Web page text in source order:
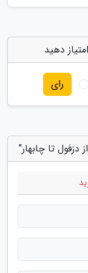
دهید
رای
تا چابهار"